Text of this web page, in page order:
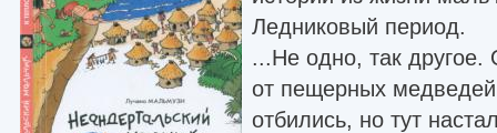
Ледниковый период.
...Не одно, так другое.
от пещерных
отбились, но тут